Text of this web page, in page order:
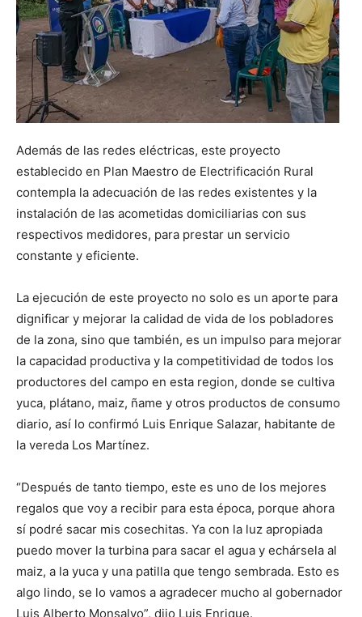
Además de las redes eléctricas, este proyecto
establecido en Plan Maestro de Electrificación Rural
contempla la adecuación de las redes existentes y la
instalación de las acometidas domiciliarias con sus
respectivos medidores, para prestar un servicio
constante y eficiente.
La ejecución de este proyecto no solo es un aporte para
dignificar y mejorar la calidad de vida de los pobladores
de la zona, sino que también, es un impulso para mejorar
la capacidad productiva y la competitividad de todos los
productores del campo en esta region, donde se cultiva
yuca, plátano, maiz, ñame y otros productos de consumo
diario, así lo confirmó Luis Enrique Salazar, habitante de
la vereda Los Martínez.
“Después de tanto tiempo, este es uno de los mejores
regalos que voy a recibir para esta época, porque ahora
sí podré sacar mis cosechitas. Ya con la luz apropiada
puedo mover la turbina para sacar el agua y echársela al
maiz, a la yuca y una patilla que tengo sembrada. Esto es
algo lindo, se lo vamos a agradecer mucho al gobernador
Luis Alberto Monsalvo”, dijo Luis Enrique.